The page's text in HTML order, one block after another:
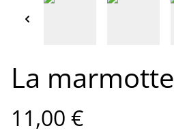
La marmotte
11,00 €